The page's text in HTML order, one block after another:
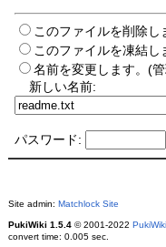
このファイルを削除
このファイルを凍結
名前を変更します。(
新しい名前:
パスワード:
Site admin: Matchlock Site
PukiWiki 1.5.4© 2001-2022
convert time: 0.005 sec.